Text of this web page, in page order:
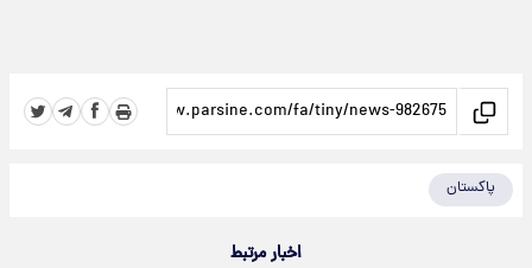
پاکستان
اخبار مرتبط